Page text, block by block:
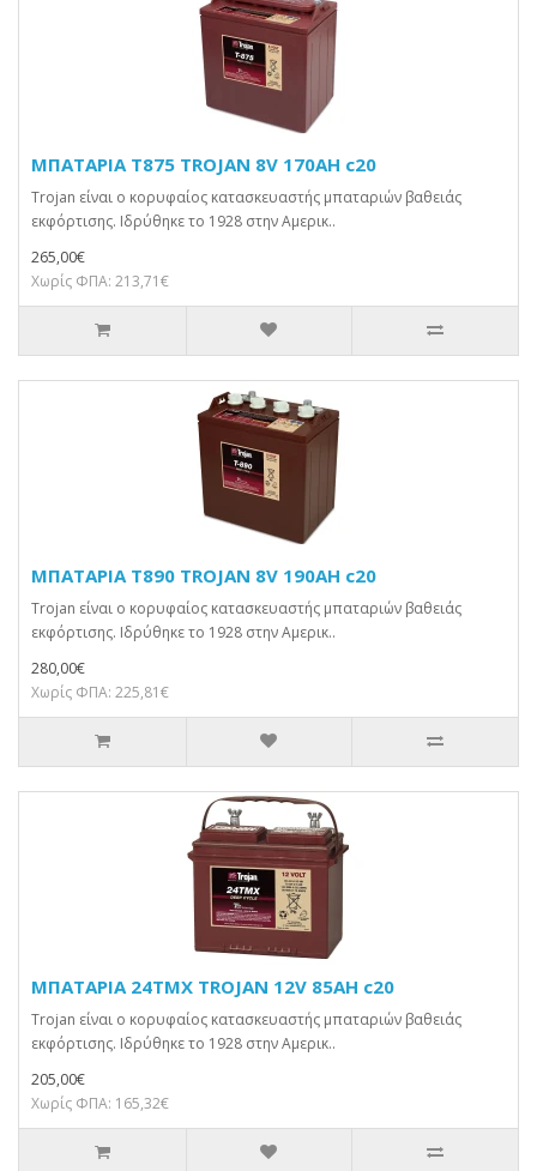
ΜΠΑΤΑΡΙΑ T875 TROJAN 8V 170AH c20
Trojan είναι ο κορυφαίος κατασκευαστής μπαταριών βαθειάς
εκφόρτισης. Ιδρύθηκε το 1928 στην Αμερικ..
265,00€
Χωρίς ΦΠΑ: 213,71€
ΜΠΑΤΑΡΙΑ T890 TROJAN 8V 190AH c20
Trojan είναι ο κορυφαίος κατασκευαστής μπαταριών βαθειάς
εκφόρτισης. Ιδρύθηκε το 1928 στην Αμερικ..
280,00€
Χωρίς ΦΠΑ: 225,81€
ΜΠΑΤΑΡΙΑ 24TMX TROJAN 12V 85AH c20
Trojan είναι ο κορυφαίος κατασκευαστής μπαταριών βαθειάς
εκφόρτισης. Ιδρύθηκε το 1928 στην Αμερικ..
205,00€
Χωρίς ΦΠΑ: 165,32€